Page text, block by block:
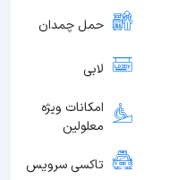
حمل چمدان
لابی
امکانات ویژه
معلولین
تاکسی سرویس